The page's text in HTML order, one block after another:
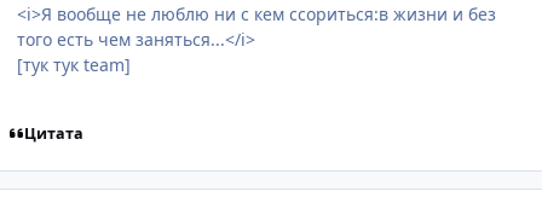
<i>Я вообще не люблю ни с кем ссориться:в жизни и без
того есть чем заняться...</i>
[тук тук team]
Цитата